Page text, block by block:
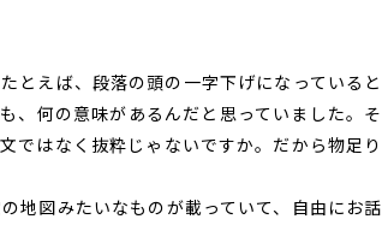
とえば、段落の頭の一字下げになっていると
、何の意味があるんだと思っていました。そ
ではなく抜粋じゃないですか。だから物足り
地図みたいなものが載っていて、自由にお話